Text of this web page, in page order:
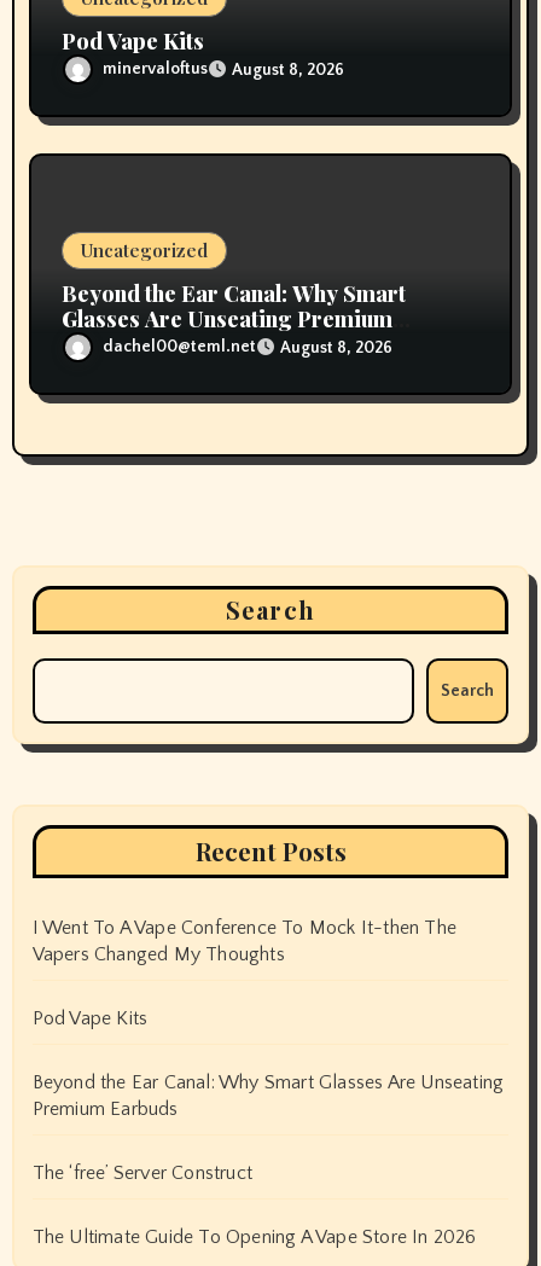
Pod Vape Kits
minervaloftus August 8, 2026
Uncategorized
Beyond the Ear Canal: Why Smart
Glasses Are Unseating Premium
Earbudsdachel00@teml.net August 8, 2026
Search
Search
Recent Posts
I Went To A Vape Conference To Mock It-then The
Vapers Changed My Thoughts
Pod Vape Kits
Beyond the Ear Canal: Why Smart Glasses Are Unseating
Premium Earbuds
The ‘free’ Server Construct
The Ultimate Guide To Opening A Vape Store In 2026